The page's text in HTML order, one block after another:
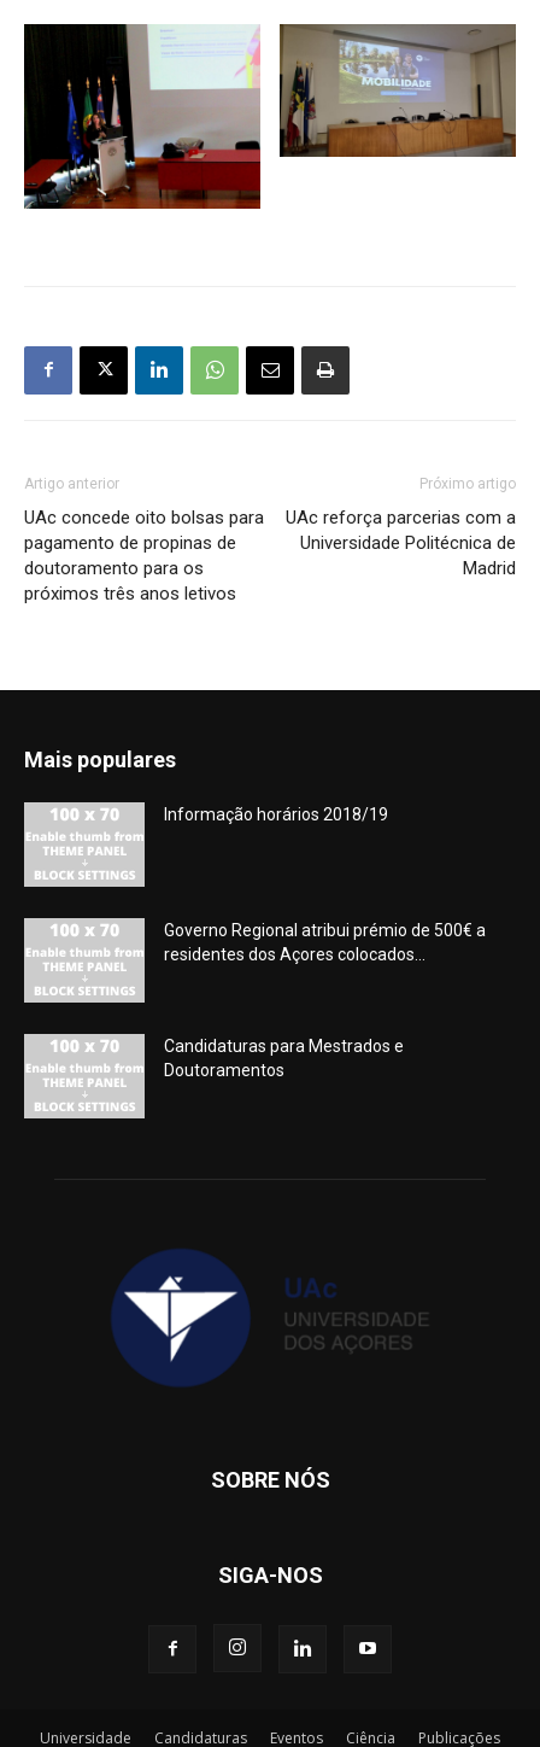
Artigo anterior
UAc concede oito bolsas para
pagamento de propinas de
doutoramento para os
próximos três anos letivos
Próximo artigo
UAc reforça parcerias com a
Universidade Politécnica de
Madrid
Mais populares
Informação horários 2018/19
Governo Regional atribui prémio de 500€ a
residentes dos Açores colocados...
Candidaturas para Mestrados e
Doutoramentos
SOBRE NÓS
SIGA-NOS
Universidade Candidaturas Eventos Ciência Publicações